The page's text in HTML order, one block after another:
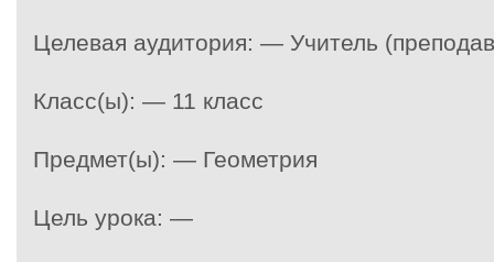
Целевая аудитория: — Учитель
Класс(ы): — 11 класс
Предмет(ы): — Геометрия
Цель урока: —